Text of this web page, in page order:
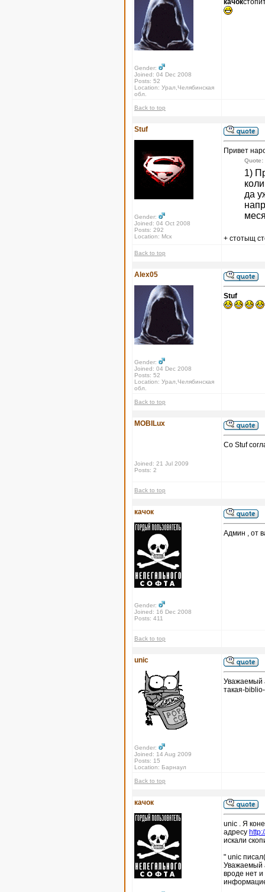
Gender:
Joined: 04 Dec 2008
Posts: 52
Location: Урал,Челябинская
обл.
качок
Back to top
Stuf
Gender:
Joined: 04 Oct 2008
Posts: 292
Location: Мск
Привет
Quote:
1)
да
+ стотыщ
Back to top
Alex05
Gender:
Joined: 04 Dec 2008
Posts: 52
Location: Урал,Челябинская
обл.
Stuf
Back to top
MOBILux
Joined: 21 Jul 2009
Posts: 2
Со Stuf
Back to top
качок
Gender:
Joined: 16 Dec 2008
Posts: 411
Админ , от
Back to top
unic
Gender:
Joined: 14 Aug 2009
Posts: 15
Location: Барнаул
Уважаемый
такая-
Back to top
качок
unic . Я
адресу
искали
" unic
Уважаемый
вроде нет